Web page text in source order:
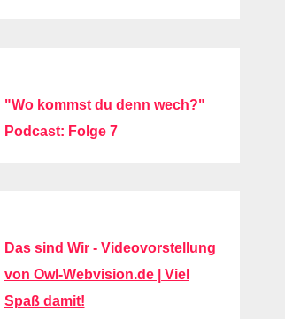
"Wo kommst du denn wech?"
Podcast: Folge 7
Das sind Wir - Videovorstellung
von Owl-Webvision.de | Viel
Spaß damit!